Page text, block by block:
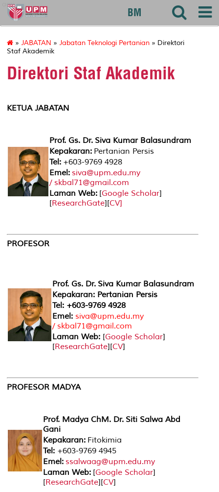
agri
BM
» JABATAN » Jabatan Teknologi Pertanian » Direktori
Staf Akademik
Direktori Staf Akademik
KETUA JABATAN
Prof. Gs. Dr. Siva Kumar Balasundram
Kepakaran: Pertanian Persis
Tel: +603-9769 4928
Emel: siva@upm.edu.my
/ skbal71@gmail.com
Laman Web: [Google Scholar]
[ResearchGate][CV]
PROFESOR
Prof. Gs. Dr. Siva Kumar Balasundram
Kepakaran: Pertanian Persis
Tel: +603-9769 4928
Emel: siva@upm.edu.my
/ skbal71@gmail.com
Laman Web: [Google Scholar]
[ResearchGate][CV]
PROFESOR MADYA
Prof. Madya ChM. Dr. Siti Salwa Abd
Gani
Kepakaran: Fitokimia
Tel: +603-9769 4945
Emel: ssalwaag@upm.edu.my
Laman Web: [Google Scholar]
[ResearchGate][CV]